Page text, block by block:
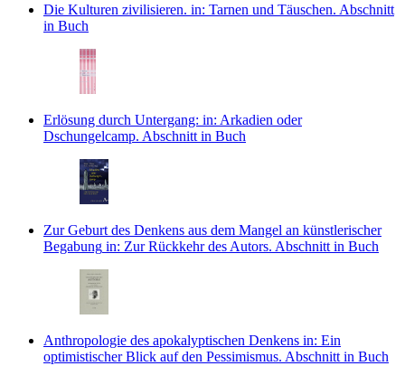
Die Kulturen zivilisieren. in: Tarnen und Täuschen. Abschnitt
in Buch
Erlösung durch Untergang: in: Arkadien oder
Dschungelcamp. Abschnitt in Buch
Zur Geburt des Denkens aus dem Mangel an künstlerischer
Begabung in: Zur Rückkehr des Autors. Abschnitt in Buch
Anthropologie des apokalyptischen Denkens in: Ein
optimistischer Blick auf den Pessimismus. Abschnitt in Buch